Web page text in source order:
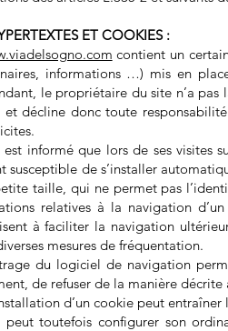
ET COOKIES :
contient un
informations …) mis en
le propriétaire du site n’a
et décline donc toute
est informé que lors de ses visites
susceptible de s’installer
taille, qui ne permet pas
relatives à la navigation
à faciliter la navigation
mesures de fréquentation.
du logiciel de navigation
de refuser de la manière décrite
d’un cookie peut
peut toutefois configurer son